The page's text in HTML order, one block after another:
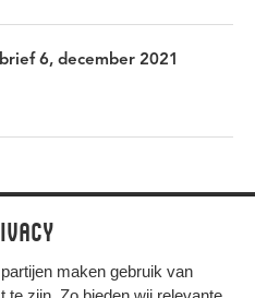
maken gebruik van
6, december 2021